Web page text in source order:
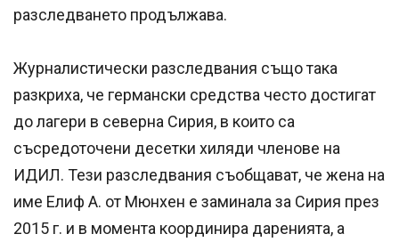
разследването продължава.
Журналистически разследвания също така
разкриха, че германски средства често достигат
до лагери в северна Сирия, в които са
съсредоточени десетки хиляди членове на
ИДИЛ. Тези разследвания съобщават, че жена на
име Елиф А. от Мюнхен е заминала за Сирия през
2015 г. и в момента координира даренията, а